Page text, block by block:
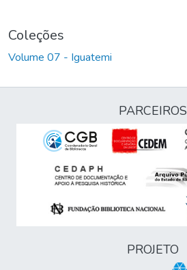
Coleções
Volume 07 - Iguatemi
PARCEIROS
PROJETO